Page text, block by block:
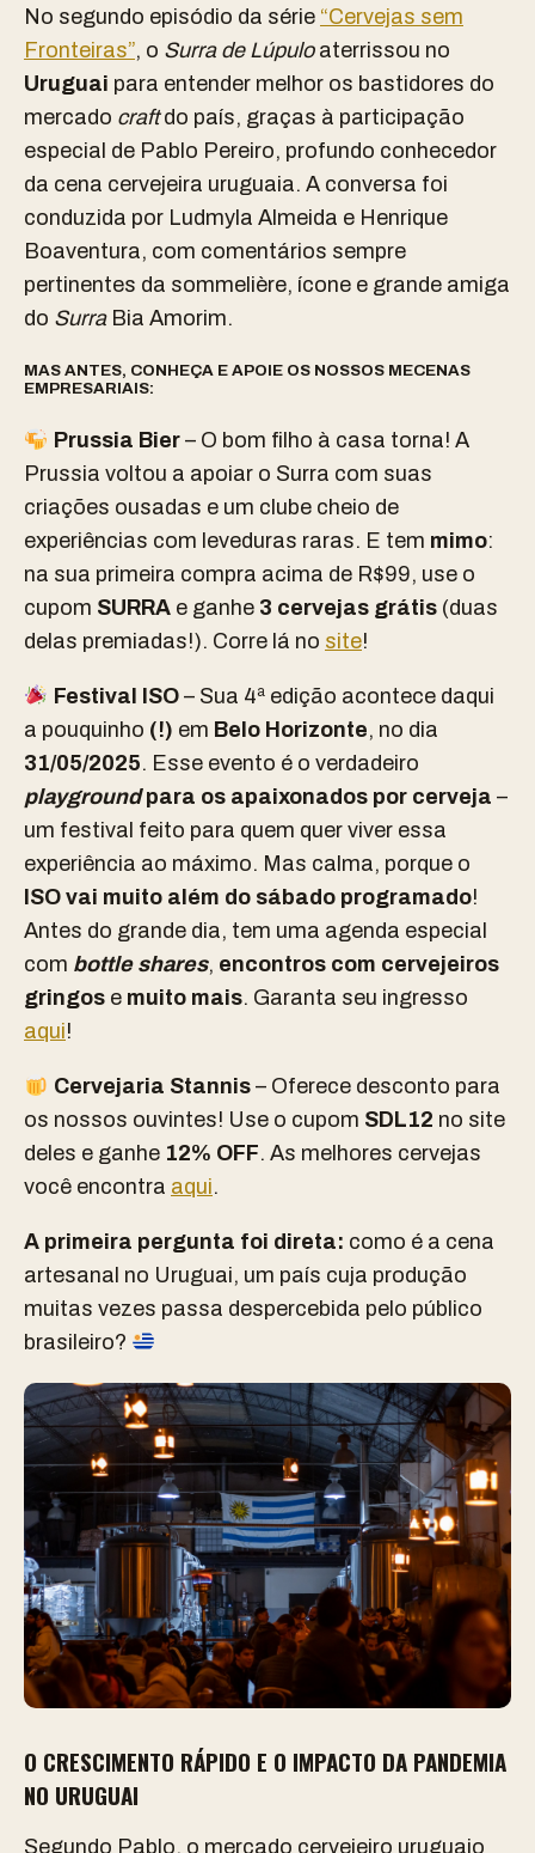
No segundo episódio da série “Cervejas sem
Fronteiras”, o Surra de Lúpuloaterrissou no
Uruguai para entender melhor os bastidores do
mercado craftdo país, graças à participação
especial de Pablo Pereiro, profundo conhecedor
da cena cervejeira uruguaia. A conversa foi
conduzida por Ludmyla Almeida e Henrique
Boaventura, com comentários sempre
pertinentes da sommelière, ícone e grande amiga
do SurraBia Amorim.
MAS ANTES, CONHEÇA E APOIE OS NOSSOS MECENAS
EMPRESARIAIS:
Prussia Bier– O bom filho à casa torna! A
Prussia voltou a apoiar o Surra com suas
criações ousadas e um clube cheio de
experiências com leveduras raras. E tem mimo:
na sua primeira compra acima de R$99, use o
cupom SURRA e ganhe 3 cervejas grátis (duas
delas premiadas!). Corre lá no site!
Festival ISO– Sua 4ª edição acontece daqui
a pouquinho (!) em Belo Horizonte, no dia
31/05/2025. Esse evento é o verdadeiro
playgroundpara os apaixonados por cerveja –
um festival feito para quem quer viver essa
experiência ao máximo. Mas calma, porque o
ISO vai muito além do sábado programado!
Antes do grande dia, tem uma agenda especial
com bottle shares, encontros com cervejeiros
gringos e muito mais. Garanta seu ingresso
aqui!
Cervejaria Stannis– Oferece desconto para
os nossos ouvintes! Use o cupom SDL12 no site
deles e ganhe 12% OFF. As melhores cervejas
você encontra aqui.
A primeira pergunta foi direta: como é a cena
artesanal no Uruguai, um país cuja produção
muitas vezes passa despercebida pelo público
brasileiro?
O CRESCIMENTO RÁPIDO E O IMPACTO DA PANDEMIA
NO URUGUAI
Segundo Pablo, o mercado cervejeiro uruguaio